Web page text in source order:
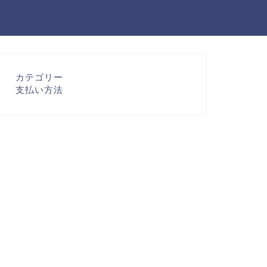
カテゴリー
支払い方法